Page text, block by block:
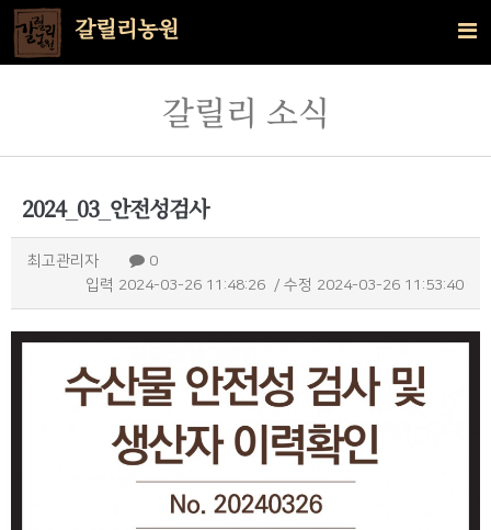
갈릴리농원
갈릴리 소식
2024_03_안전성검사
최고관리자
0
입력 2024-03-26 11:48:26 / 수정 2024-03-26 11:53:40